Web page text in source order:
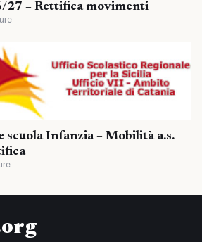
27 – Rettifica movimenti
scuola Infanzia – Mobilità a.s.